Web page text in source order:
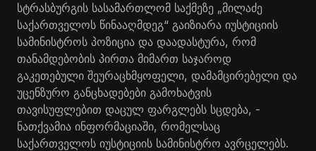
სტრასბურგის სასამართლომ საქმეზე „მილაძე
საქართველოს წინააღმდეგ“ გაიზიარა იუსტიციის
სამინისტროს პოზიცია და დაადასტურა, რომ
თანამდებობის პირთა მიმართ საჯაროდ
გაკეთებული შეურაცხმყოფელი, დამამცირებელი და
უცენზურო განცხადებები გამოხატვის
თავისუფლებით დაცულ ფარგლებს სცდება, -
ნათქვამია ინფორმაციაში, რომელსაც
საქართველოს იუსტიციის სამინისტრო ავრცელებს.